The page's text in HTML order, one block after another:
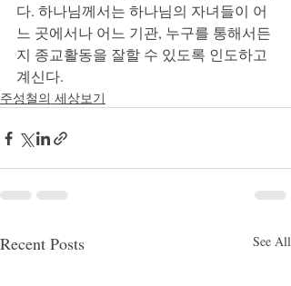
다. 하나님께서는 하나님의 자녀들이 어
느 곳에서나 어느 기관, 누구를 통해서든
지 종교활동을 잘할 수 있도록 인도하고
계신다.
주성철의 세상보기
Recent Posts See All